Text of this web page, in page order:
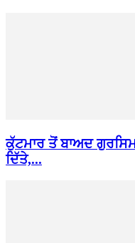
ਕੁੱਟਮਾਰ ਤੋਂ ਬਾਅਦ
ਦਿੱਤੇ,...